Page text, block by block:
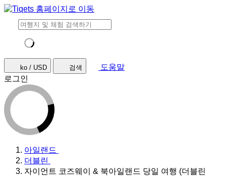
ko / USD 검색
도움말
로그인
아일랜드
더블린
자이언트 코즈웨이 & 북아일랜드 당일 여행 (더블린